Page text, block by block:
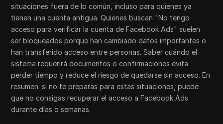
situaciones fuera de lo común, incluso para quienes ya
tienen una cuenta antigua. Quienes buscan "No tengo
acceso para verificar la cuenta de Facebook Ads" suelen
ser bloqueados porque han cambiado datos importantes o
han transferido acceso entre personas. Saber cuándo el
sistema requerirá documentos o confirmaciones evita
perder tiempo y reduce el riesgo de quedarse sin acceso. En
resumen: si no te preparas para estas situaciones, puede
que no consigas recuperar el acceso a Facebook Ads
durante días o semanas.